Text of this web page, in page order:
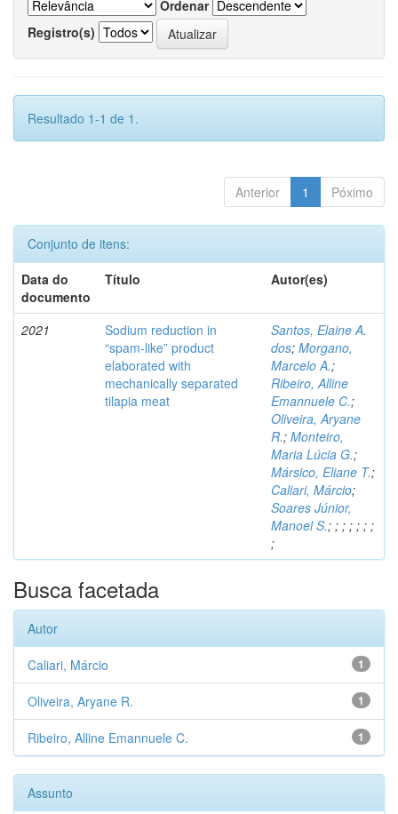
Ordenar
Registro(s)
Resultado 1-1 de 1.
Anterior 1 Póximo
Conjunto de itens:
Data do
documento
Título Autor(es)
2021
Sodium reduction in
“spam-like” product
elaborated with
mechanically separated
tilapia meat
Santos, Elaine A.
dos; Morgano,
Marcelo A.;
Ribeiro, Alline
Emannuele C.;
Oliveira, Aryane
R.; Monteiro,
Maria Lúcia G.;
Mársico, Eliane T.;
Caliari, Márcio;
Soares Júnior,
Manoel S.; ; ; ; ; ; ;
;
Busca facetada
Autor
1
Caliari, Márcio
1
Oliveira, Aryane R.
1
Ribeiro, Alline Emannuele C.
Assunto